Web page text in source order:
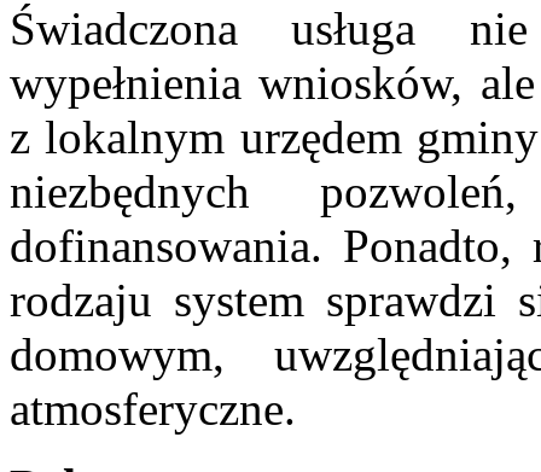
Świadczona usługa
wypełnienia wniosków,
z lokalnym urzędem
niezbędnych
dofinansowania.
rodzaju system sprawdzi
domowym,
atmosferyczne.